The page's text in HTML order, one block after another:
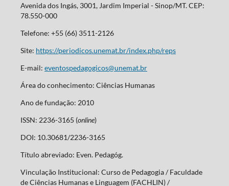
Avenida dos Ingás, 3001, Jardim Imperial - Sinop/MT. CEP:
78.550-000
Telefone: +55 (66) 3511-2126
Site: https://periodicos.unemat.br/index.php/reps
E-mail: eventospedagogicos@unemat.br
Área do conhecimento: Ciências Humanas
Ano de fundação: 2010
ISSN: 2236-3165 (online)
DOI: 10.30681/2236-3165
Título abreviado: Even. Pedagóg.
Vinculação Institucional: Curso de Pedagogia / Faculdade
de Ciências Humanas e Linguagem (FACHLIN) /